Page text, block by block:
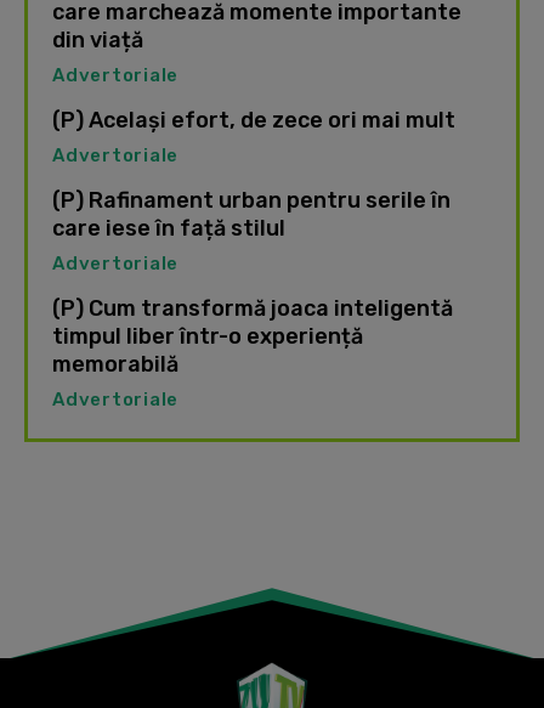
care marchează momente importante
din viață
Advertoriale
(P) Același efort, de zece ori mai mult
Advertoriale
(P) Rafinament urban pentru serile în
care iese în față stilul
Advertoriale
(P) Cum transformă joaca inteligentă
timpul liber într-o experiență
memorabilă
Advertoriale